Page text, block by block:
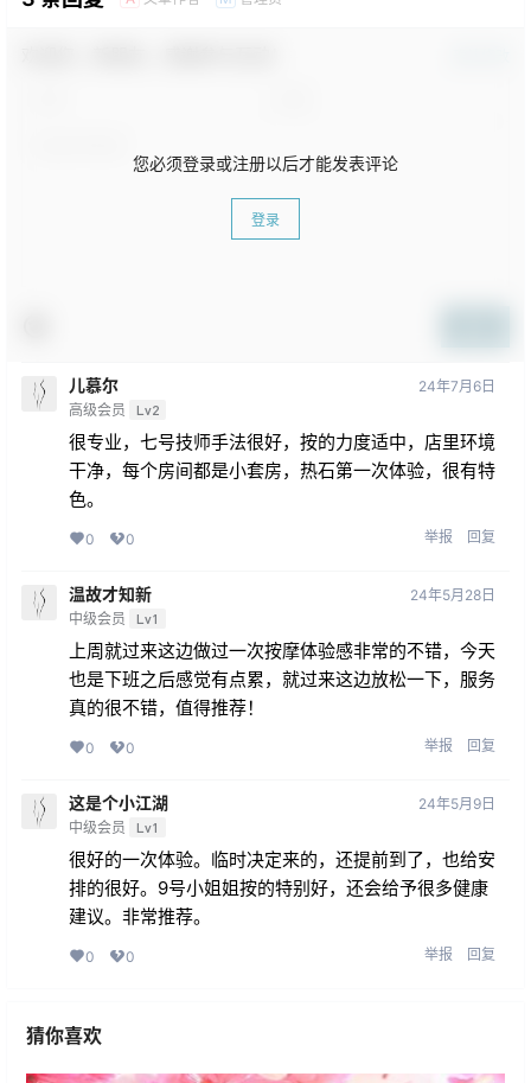
您必须登录或注册以后才能发表评论
登录
儿慕尔
高级会员 Lv2
24年7月6日
很专业，七号技师手法很好，按的力度适中，店里环境
干净，每个房间都是小套房，热石第一次体验，很有特
色。
0 0 举报 回复
温故才知新
中级会员 Lv1
24年5月28日
上周就过来这边做过一次按摩体验感非常的不错，今天
也是下班之后感觉有点累，就过来这边放松一下，服务
真的很不错，值得推荐！
0 0 举报 回复
这是个小江湖
中级会员 Lv1
24年5月9日
很好的一次体验。临时决定来的，还提前到了，也给安
排的很好。9号小姐姐按的特别好，还会给予很多健康
建议。非常推荐。
0 0 举报 回复
猜你喜欢